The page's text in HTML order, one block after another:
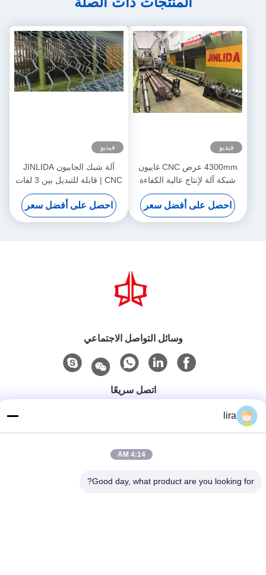
فيديو
4300mm عرض CNC غابيون
شبكة آلة لإنتاج عالية الكفاءة
غابيون شبكة
احصل على أفضل سعر
فيديو
آلة شبك الجابيون JINLIDA
CNC | قابلة للتبديل بين 3 لفات
/ 5 لفات | طول لف قابل
للتعديل | إنتاج متعدد المواصفات
عالي السرعة
احصل على أفضل سعر
وسائل التواصل الاجتماعي
اتصل سريعًا
الهاتف
86-510-86385783
lira
4:14 AM
Good day, what product are you looking for?